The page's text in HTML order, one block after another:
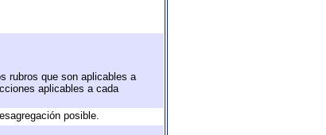
rubros que son aplicables a
aplicables a cada
posible.